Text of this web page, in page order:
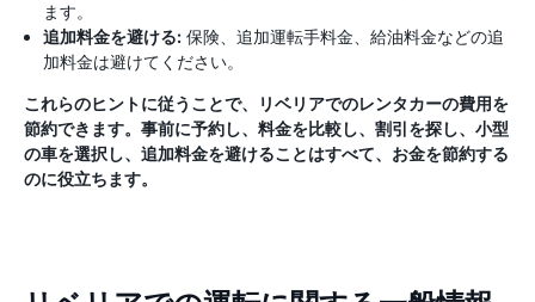
ます。
追加料金を避ける: 保険、追加運転手料金、給油料金などの追
加料金は避けてください。
これらのヒントに従うことで、リベリアでのレンタカーの費用を
節約できます。事前に予約し、料金を比較し、割引を探し、小型
の車を選択し、追加料金を避けることはすべて、お金を節約する
のに役立ちます。